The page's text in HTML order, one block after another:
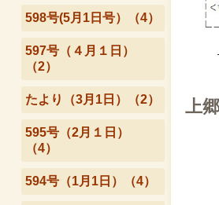
上
598号(5月1日号）（4）
597号（４月１日）
（2）
たより（3月1日）（2）
595号（2月１日）
（4）
594号（1月1日）（4）